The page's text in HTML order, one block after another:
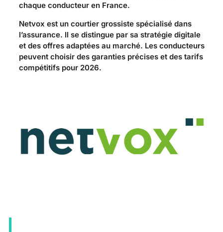
chaque conducteur en France.
Netvox est un courtier grossiste spécialisé dans
l’assurance. Il se distingue par sa stratégie digitale
et des offres adaptées au marché. Les conducteurs
peuvent choisir des garanties précises et des tarifs
compétitifs pour 2026.